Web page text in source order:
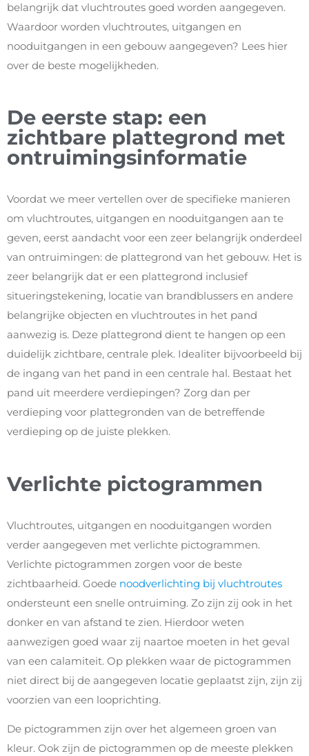
belangrijk dat vluchtroutes goed worden aangegeven.
Waardoor worden vluchtroutes, uitgangen en
nooduitgangen in een gebouw aangegeven? Lees hier
over de beste mogelijkheden.
De eerste stap: een
zichtbare plattegrond met
ontruimingsinformatie
Voordat we meer vertellen over de specifieke manieren
om vluchtroutes, uitgangen en nooduitgangen aan te
geven, eerst aandacht voor een zeer belangrijk onderdeel
van ontruimingen: de plattegrond van het gebouw. Het is
zeer belangrijk dat er een plattegrond inclusief
situeringstekening, locatie van brandblussers en andere
belangrijke objecten en vluchtroutes in het pand
aanwezig is. Deze plattegrond dient te hangen op een
duidelijk zichtbare, centrale plek. Idealiter bijvoorbeeld bij
de ingang van het pand in een centrale hal. Bestaat het
pand uit meerdere verdiepingen? Zorg dan per
verdieping voor plattegronden van de betreffende
verdieping op de juiste plekken.
Verlichte pictogrammen
Vluchtroutes, uitgangen en nooduitgangen worden
verder aangegeven met verlichte pictogrammen.
Verlichte pictogrammen zorgen voor de beste
zichtbaarheid. Goede noodverlichting bij vluchtroutes
ondersteunt een snelle ontruiming. Zo zijn zij ook in het
donker en van afstand te zien. Hierdoor weten
aanwezigen goed waar zij naartoe moeten in het geval
van een calamiteit. Op plekken waar de pictogrammen
niet direct bij de aangegeven locatie geplaatst zijn, zijn zij
voorzien van een looprichting.
De pictogrammen zijn over het algemeen groen van
kleur. Ook zijn de pictogrammen op de meeste plekken